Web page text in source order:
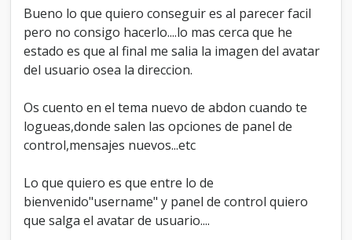
a
s
o
p
c
n
e
s
m
y
c
l
Bueno lo que quiero conseguir es al parecer facil
pero no consigo hacerlo....lo mas cerca que he
estado es que al final me salia la imagen del avatar
del usuario osea la direccion.
Os cuento en el tema nuevo de abdon cuando te
logueas,donde salen las opciones de panel de
control,mensajes nuevos...etc
Lo que quiero es que entre lo de
bienvenido"username" y panel de control quiero
que salga el avatar de usuario....